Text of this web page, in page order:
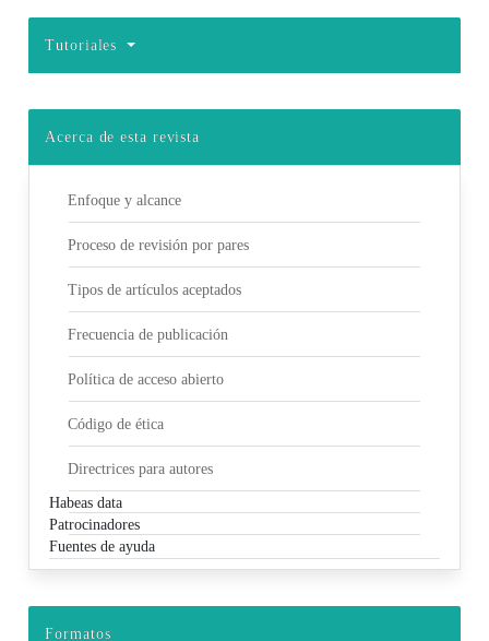
Tutoriales
Acerca de esta revista
Enfoque y alcance
Proceso de revisión por pares
Tipos de artículos aceptados
Frecuencia de publicación
Política de acceso abierto
Código de ética
Directrices para autores
Habeas data
Patrocinadores
Fuentes de ayuda
Formatos